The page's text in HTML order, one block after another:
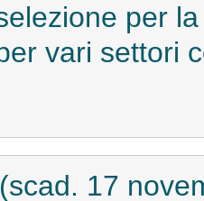
per
vari settori
(scad. 17